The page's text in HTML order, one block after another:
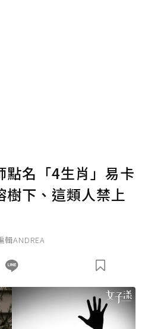
點名「4生肖」易卡
樹下、這類人禁上
輯ANDREA